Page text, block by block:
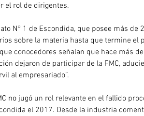
el rol de dirigentes.
N° 1 de Escondida, que posee más de
sobre la materia hasta que termine el
conocedores señalan que hace más
dejaron de participar de la FMC,
al empresariado”.
no jugó un rol relevante en el fallido
el 2017. Desde la industria